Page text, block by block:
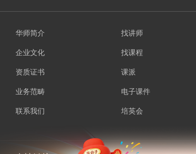
华师简介
企业文化
资质证书
业务范畴
联系我们
找讲师
找课程
课派
电子课件
培英会